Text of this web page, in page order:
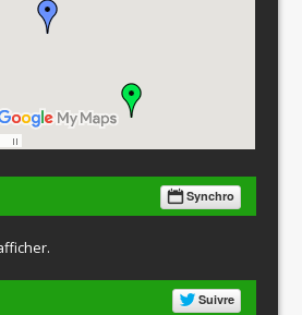
Synchro
Suivre